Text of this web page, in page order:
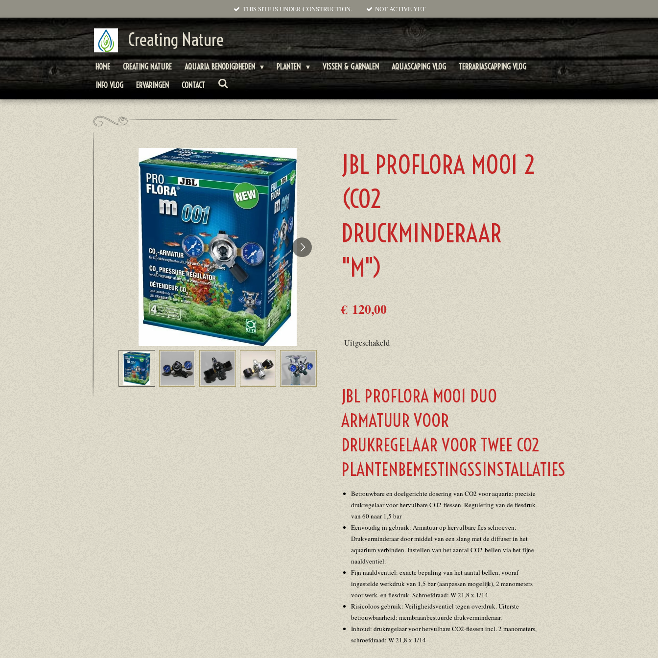
naar
de
hoofdinhoud
THIS SITE IS UNDER CONSTRUCTION. NOT ACTIVE YET
Creating Nature
HOME CREATING NATURE AQUARIA BENODIGDHEDEN PLANTEN VISSEN & GARNALEN AQUASCAPING VLOG
TERRARIASCAPPING VLOG
INFO VLOG
ERVARINGEN CONTACT
JBL PROFLORA M001 2
(C02
DRUCKMINDERAAR
"M")
€ 120,00
Uitgeschakeld
JBL PROFLORA M001 DUO
ARMATUUR VOOR
DRUKREGELAAR VOOR TWEE CO2
PLANTENBEMESTINGSSINSTALLATIES
Betrouwbare en doelgerichte dosering van CO2 voor aquaria: precisie
drukregelaar voor hervulbare CO2-flessen. Regulering van de flesdruk
van 60 naar 1,5 bar
Eenvoudig in gebruik: Armatuur op hervulbare fles schroeven.
Drukverminderaar door middel van een slang met de diffuser in het
aquarium verbinden. Instellen van het aantal CO2-bellen via het fijne
naaldventiel.
Fijn naaldventiel: exacte bepaling van het aantal bellen, vooraf
ingestelde werkdruk van 1,5 bar (aanpassen mogelijk), 2 manometers
voor werk- en flesdruk. Schroefdraad: W 21,8 x 1/14
Risicoloos gebruik: Veiligheidsventiel tegen overdruk. Uiterste
betrouwbaarheid: membraanbestuurde drukverminderaar.
Inhoud: drukregelaar voor hervulbare CO2-flessen incl. 2 manometers,
schroefdraad: W 21,8 x 1/14